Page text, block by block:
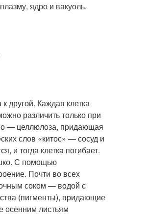
ядро и вакуоль.
другой. Каждая клетка
различить только при
— целлюлоза, придающая
слов «китос» — сосуд и
и тогда клетка погибает.
С помощью
Почти во всех
соком — водой с
(пигменты), придающие
осенним листьям